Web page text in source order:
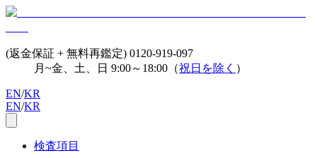
(返金保証 + 無料再鑑定) 0120-919-097
月~金、土、日 9:00～18:00（祝日を除く ）
EN/KR
EN/KR
検査項目